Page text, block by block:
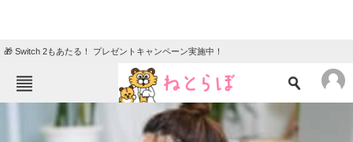
🎁 Switch 2もあたる！ プレゼントキャンペーン実施中！
ねとらぼメニュー
ニュース